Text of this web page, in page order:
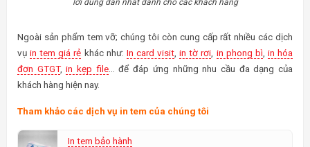
Ngoài sản phẩm tem vỡ; chúng tôi còn cung cấp rất nhiều các dịch
vụin tem giá rẻ khác như: In card visit ,in tờ rơi in phong bì in hóa
đơn GTGT,in kẹp file… để đáp ứng những nhu cầu đa dạng của
khách hàng hiện nay.
Tham khảo các dịch vụ in tem của chúng tôi
In tem bảo hành